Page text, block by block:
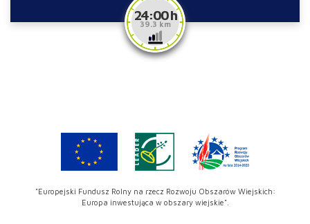
24:00 h
39.3 km
"Europejski Fundusz Rolny na rzecz Rozwoju Obszarów Wiejskich:
Europa inwestująca w obszary wiejskie".